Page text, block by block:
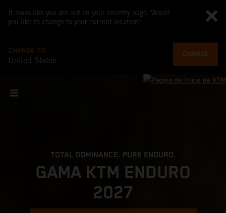
It looks like you are not on your country page. Would
you like to change to your current location?
CHANGE TO
United States
CHANGE
TOTAL DOMINANCE. PURE ENDURO.
GAMA KTM ENDURO
2027